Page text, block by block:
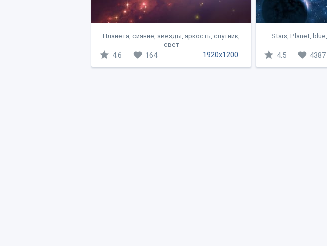
Планета, сияние, звёзды, яркость, спутник,
свет
1920x1200
4.6 164
Stars, Planet,
4.5 4387